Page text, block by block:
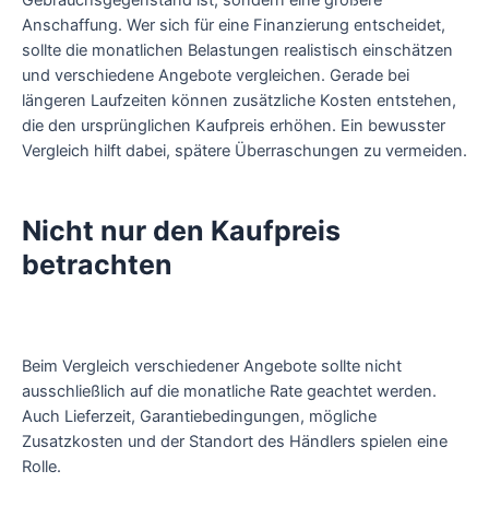
Anschaffung. Wer sich für eine Finanzierung entscheidet,
sollte die monatlichen Belastungen realistisch einschätzen
und verschiedene Angebote vergleichen. Gerade bei
längeren Laufzeiten können zusätzliche Kosten entstehen,
die den ursprünglichen Kaufpreis erhöhen. Ein bewusster
Vergleich hilft dabei, spätere Überraschungen zu vermeiden.
Nicht nur den Kaufpreis
betrachten
Beim Vergleich verschiedener Angebote sollte nicht
ausschließlich auf die monatliche Rate geachtet werden.
Auch Lieferzeit, Garantiebedingungen, mögliche
Zusatzkosten und der Standort des Händlers spielen eine
Rolle.